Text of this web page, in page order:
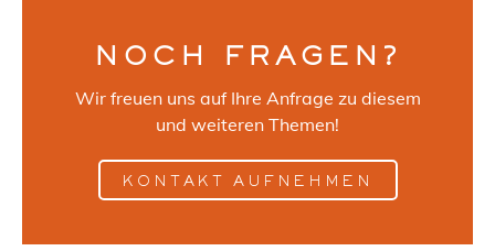
NOCH FRAGEN?
Wir freuen uns auf Ihre Anfrage zu diesem
und weiteren Themen!
KONTAKT AUFNEHMEN